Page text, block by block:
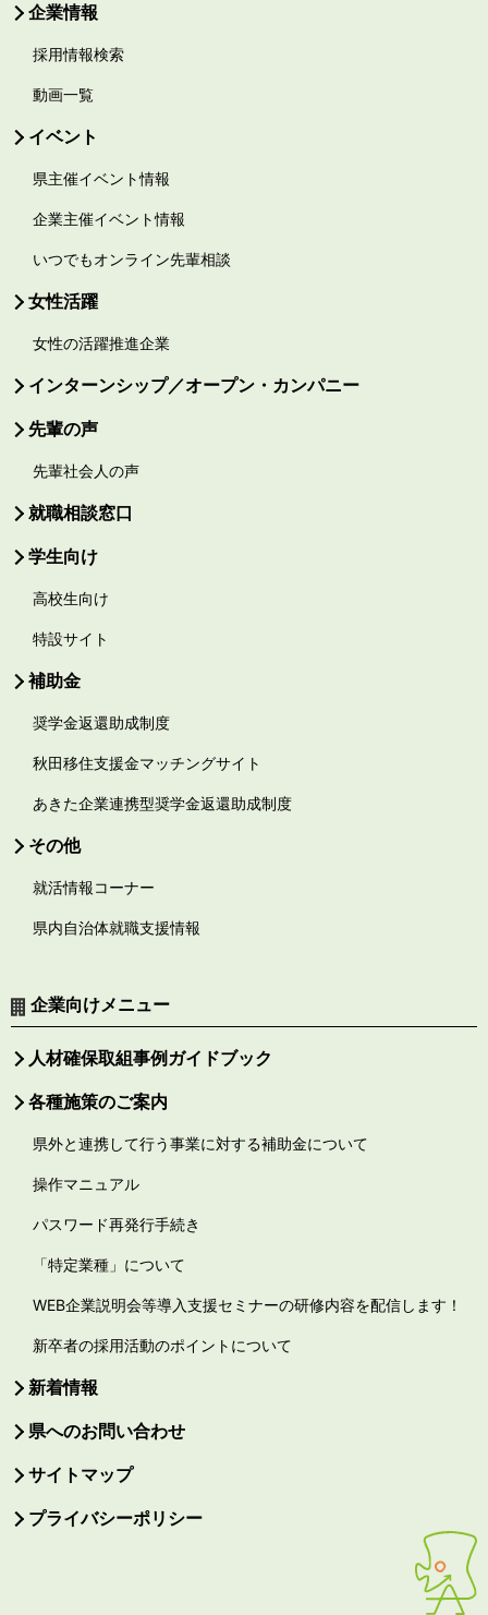
企業情報
採用情報検索
動画一覧
イベント
県主催イベント情報
企業主催イベント情報
いつでもオンライン先輩相談
女性活躍
女性の活躍推進企業
インターンシップ／オープン・カンパニー
先輩の声
先輩社会人の声
就職相談窓口
学生向け
高校生向け
特設サイト
補助金
奨学金返還助成制度
秋田移住支援金マッチングサイト
あきた企業連携型奨学金返還助成制度
その他
就活情報コーナー
県内自治体就職支援情報
企業向けメニュー
人材確保取組事例ガイドブック
各種施策のご案内
県外と連携して行う事業に対する補助金について
操作マニュアル
パスワード再発行手続き
「特定業種」について
WEB企業説明会等導入支援セミナーの研修内容を配信します！
新卒者の採用活動のポイントについて
新着情報
県へのお問い合わせ
サイトマップ
プライバシーポリシー